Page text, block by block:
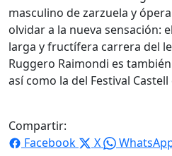
masculino de zarzuela y
olvidar a la nueva sensación:
larga y fructífera carrera del
Ruggero Raimondi es
así como la del Festival
Compartir:
Facebook
X